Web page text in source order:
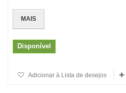
MAIS
Disponível
Adicionar à Lista de desejos